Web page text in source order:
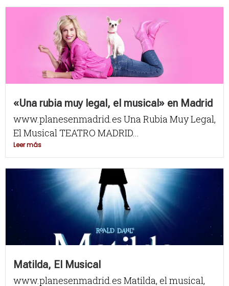
«Una rubia muy legal, el musical» en Madrid
www.planesenmadrid.es Una Rubia Muy Legal,
El Musical TEATRO MADRID...
Leer más
Matilda, El Musical
www.planesenmadrid.es Matilda, el musical,